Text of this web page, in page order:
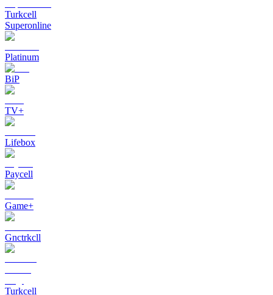
Turkcell
Superonline
Platinum
BiP
TV+
Lifebox
Paycell
Game+
Gnctrkcll
Turkcell